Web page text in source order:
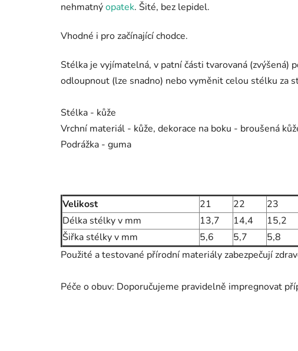
nehmatnýopatek. Šité, bez lepidel.
Vhodné i pro začínající chodce.
Stélka je vyjímatelná, v patní části tvarovaná (zvýšená)
odloupnout (lze snadno) nebo vyměnit celou stélku za
Stélka - kůže
Vrchní materiál - kůže, dekorace na boku - broušená
Podrážka - guma
Velikost 21 22 23
Délka stélky v mm
13,7 14,4 15,2
Šiřka stélky v mm
5,6 5,7 5,8
Použité a testované přírodní materiály zabezpečují
Péče o obuv: Doporučujeme pravidelně impregnovat